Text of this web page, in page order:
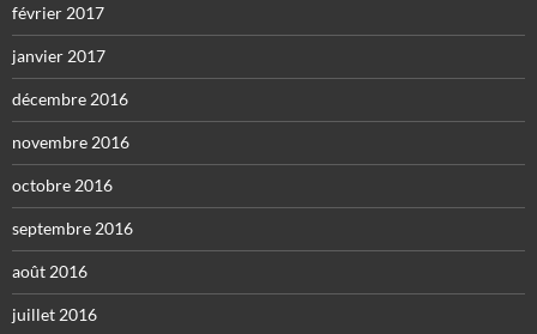
février 2017
janvier 2017
décembre 2016
novembre 2016
octobre 2016
septembre 2016
août 2016
juillet 2016